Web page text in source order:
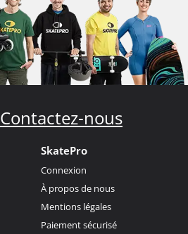
Contactez-nous
SkatePro
Connexion
À propos de nous
Mentions légales
Paiement sécurisé